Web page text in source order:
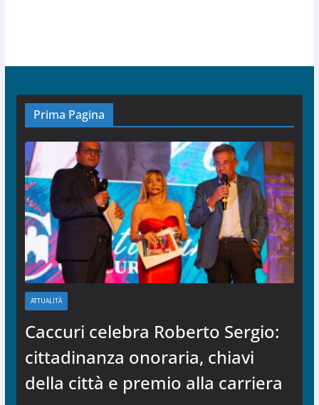
Prima Pagina
ATTUALITÀ
Caccuri celebra Roberto Sergio:
cittadinanza onoraria, chiavi
della città e premio alla carriera